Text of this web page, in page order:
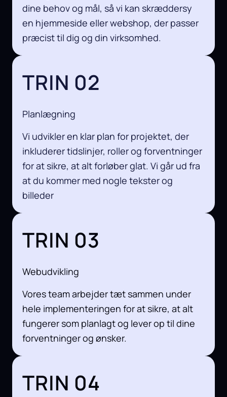
dine behov og mål, så vi kan skræddersy
en hjemmeside eller webshop, der passer
præcist til dig og din virksomhed.
TRIN 02
Planlægning
Vi udvikler en klar plan for projektet, der
inkluderer tidslinjer, roller og forventninger
for at sikre, at alt forløber glat. Vi går ud fra
at du kommer med nogle tekster og
billeder
TRIN 03
Webudvikling
Vores team arbejder tæt sammen under
hele implementeringen for at sikre, at alt
fungerer som planlagt og lever op til dine
forventninger og ønsker.
TRIN 04